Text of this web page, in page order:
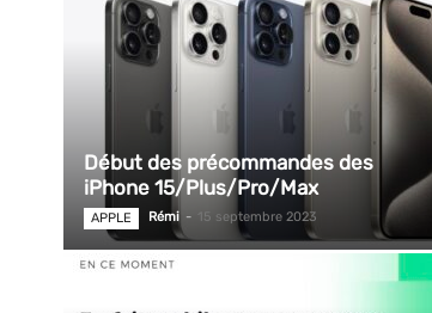
Début des précommandes des
iPhone 15/Plus/Pro/Max
APPLE Rémi - 15 septembre 2023